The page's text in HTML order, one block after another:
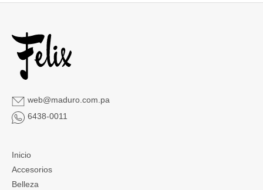
web@maduro.com.pa
6438-0011
Inicio
Accesorios
Belleza